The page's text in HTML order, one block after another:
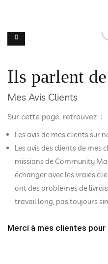
Ils parlent
Mes Avis Clients
Sur cette page, retrouvez :
Les avis de mes clients sur
Les avis des clients de mes
missions de Community
échanger avec les vraies
ont des problèmes de
travail long, pas toujours
Merci à mes clientes